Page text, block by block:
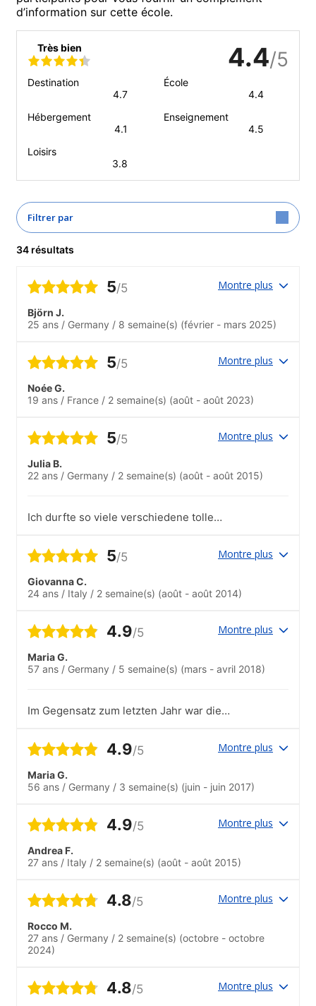
d’information sur cette école.
Très bien 4.4/5
Destination
4.7
École
4.4
Hébergement
4.1
Enseignement
4.5
Loisirs
3.8
Filtrer par
34 résultats
5/5 Montre plus
Björn J.
25 ans / Germany / 8 semaine(s) (février - mars 2025)
5/5 Montre plus
Noée G.
19 ans / France / 2 semaine(s) (août - août 2023)
5/5 Montre plus
Julia B.
22 ans / Germany / 2 semaine(s) (août - août 2015)
Ich durfte so viele verschiedene tolle
großartige Lehrer!
5/5 Montre plus
Giovanna C.
24 ans / Italy / 2 semaine(s) (août - août 2014)
4.9/5 Montre plus
Maria G.
57 ans / Germany / 5 semaine(s) (mars - avril 2018)
Im Gegensatz zum letzten Jahr war die
keinen Einfluß hat. Es sind eben viele
Spanien vorbereiten. Aber trotzdem habe
ich viele interessante Bekanntschaften
ungemütlich war, habe ich nur an einem
Ausflug teilgenommen, der sehr gut war.
Die Begleiter haben alles gut organisiert,
gute Tipps gegeben. In der kurzen Zeit
haben wir von den Städten viel gesehen.
4.9/5 Montre plus
Maria G.
56 ans / Germany / 3 semaine(s) (juin - juin 2017)
4.9/5 Montre plus
Andrea F.
27 ans / Italy / 2 semaine(s) (août - août 2015)
4.8/5 Montre plus
Rocco M.
27 ans / Germany / 2 semaine(s) (octobre - octobre
2024)
4.8/5 Montre plus